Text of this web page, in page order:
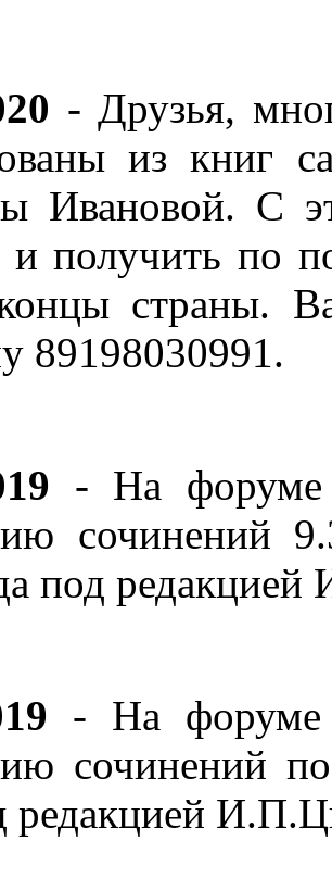
- Друзья,
из книг
Ивановой. С
и получить по
страны.
89198030991.
- На форуме
сочинений
под
- На форуме
сочинений
редакцией